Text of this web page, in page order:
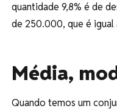
quantidade 9,8% é de
de 250.000, que é igual
Média,
Quando temos um